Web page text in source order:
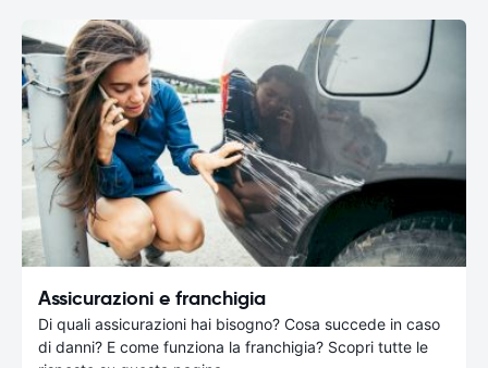
Assicurazioni e franchigia
Di quali assicurazioni hai bisogno? Cosa succede in caso
di danni? E come funziona la franchigia? Scopri tutte le